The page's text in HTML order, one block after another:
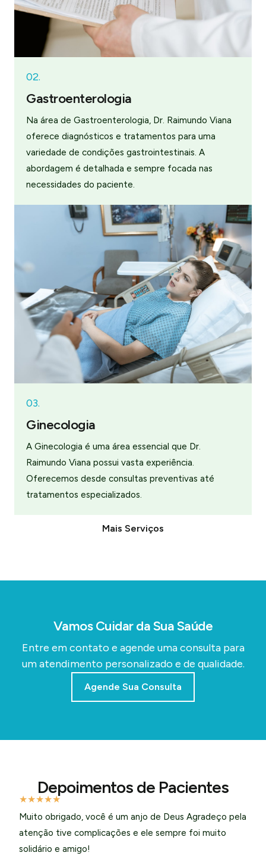
02.
Gastroenterologia
Na área de Gastroenterologia, Dr. Raimundo Viana
oferece diagnósticos e tratamentos para uma
variedade de condições gastrointestinais. A
abordagem é detalhada e sempre focada nas
necessidades do paciente.
03.
Ginecologia
A Ginecologia é uma área essencial que Dr.
Raimundo Viana possui vasta experiência.
Oferecemos desde consultas preventivas até
tratamentos especializados.
Mais Serviços
Vamos Cuidar da Sua Saúde
Entre em contato e agende uma consulta para
um atendimento personalizado e de qualidade.
Agende Sua Consulta
Depoimentos de Pacientes
★★★★★
Muito obrigado, você é um anjo de Deus Agradeço pela
atenção tive complicações e ele sempre foi muito
solidário e amigo!